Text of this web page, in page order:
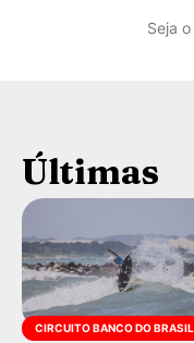
Seja
Últimas
CIRCUITO BANCO DO BRASIL